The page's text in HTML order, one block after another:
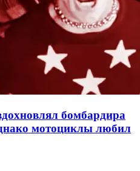
бомбардира
мотоциклы любил